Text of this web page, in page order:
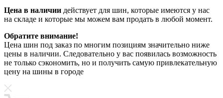
Цена в наличии действует для шин, которые имеются у нас
на складе и которые мы можем вам продать в любой момент.
Обратите внимание!
Цена шин под заказ по многим позициям значительно ниже
цены в наличии. Следовательно у вас появилась возможность
не только сэкономить, но и получить самую привлекательную
цену на шины в городе